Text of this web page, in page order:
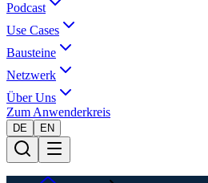
Podcast
Use Cases
Bausteine
Netzwerk
Über Uns
Zum Anwenderkreis
DE EN